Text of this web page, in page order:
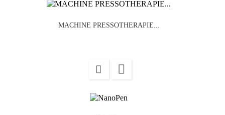
MACHINE PRESSOTHERAPIE...
